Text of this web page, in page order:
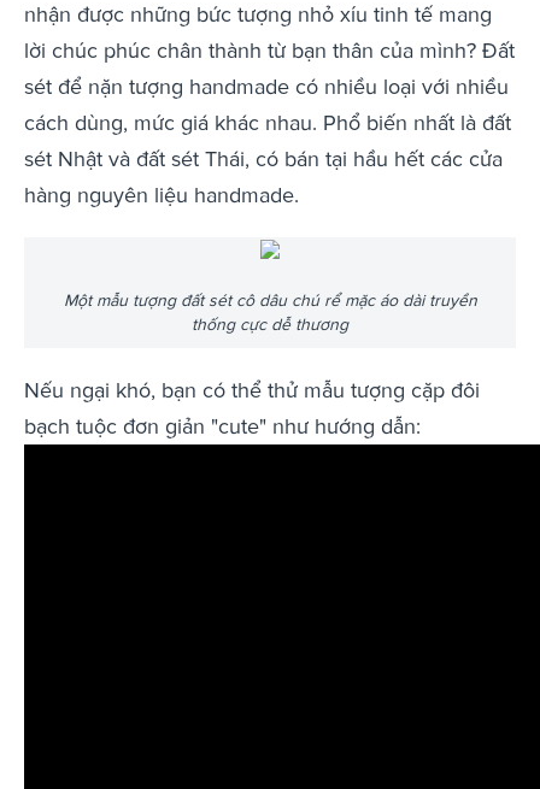
nhận được những bức tượng nhỏ xíu tinh tế mang
lời chúc phúc chân thành từ bạn thân của mình? Đất
sét để nặn tượng handmade có nhiều loại với nhiều
cách dùng, mức giá khác nhau. Phổ biến nhất là đất
sét Nhật và đất sét Thái, có bán tại hầu hết các cửa
hàng nguyên liệu handmade.
Một mẫu tượng đất sét cô dâu chú rể mặc áo dài truyền
thống cực dễ thương
Nếu ngại khó, bạn có thể thử mẫu tượng cặp đôi
bạch tuộc đơn giản "cute" như hướng dẫn: